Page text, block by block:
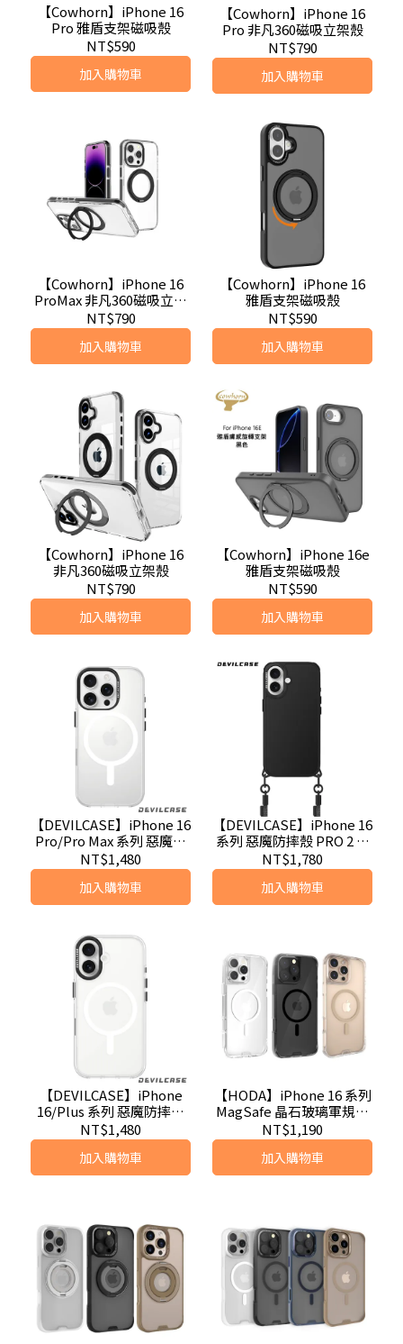
【Cowhorn】iPhone 16
Pro 雅盾支架磁吸殼
NT$590
加入購物車
【Cowhorn】iPhone 16
Pro 非凡360磁吸立架殼
NT$790
加入購物車
【Cowhorn】iPhone 16
ProMax 非凡360磁吸立架
殼
NT$790
加入購物車
【Cowhorn】iPhone 16
雅盾支架磁吸殼
NT$590
加入購物車
【Cowhorn】iPhone 16
非凡360磁吸立架殼
NT$790
加入購物車
【Cowhorn】iPhone 16e
雅盾支架磁吸殼
NT$590
加入購物車
【DEVILCASE】iPhone 16
Pro/Pro Max 系列 惡魔防
摔殼 標準版 2 相機按鍵版
(磁吸版)
NT$1,480
加入購物車
【DEVILCASE】iPhone 16
系列 惡魔防摔殼 PRO 2 相
機按鍵版
NT$1,780
加入購物車
【DEVILCASE】iPhone
16/Plus 系列 惡魔防摔殼
標準版 2 相機按鍵版 (磁吸
版)
NT$1,480
加入購物車
【HODA】iPhone 16 系列
MagSafe 晶石玻璃軍規防
摔保護殼
NT$1,190
加入購物車